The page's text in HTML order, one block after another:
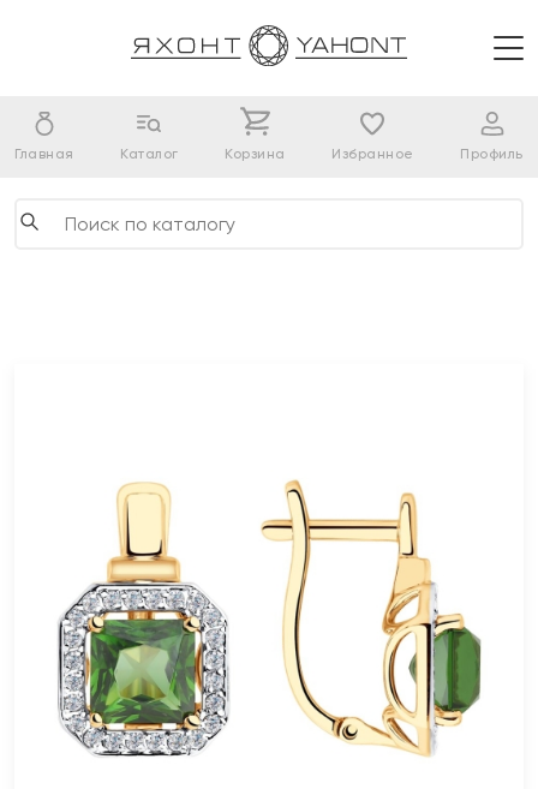
Главная Каталог Корзина Избранное Профиль